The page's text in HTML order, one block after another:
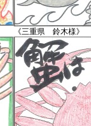
《三重県 鈴木様》